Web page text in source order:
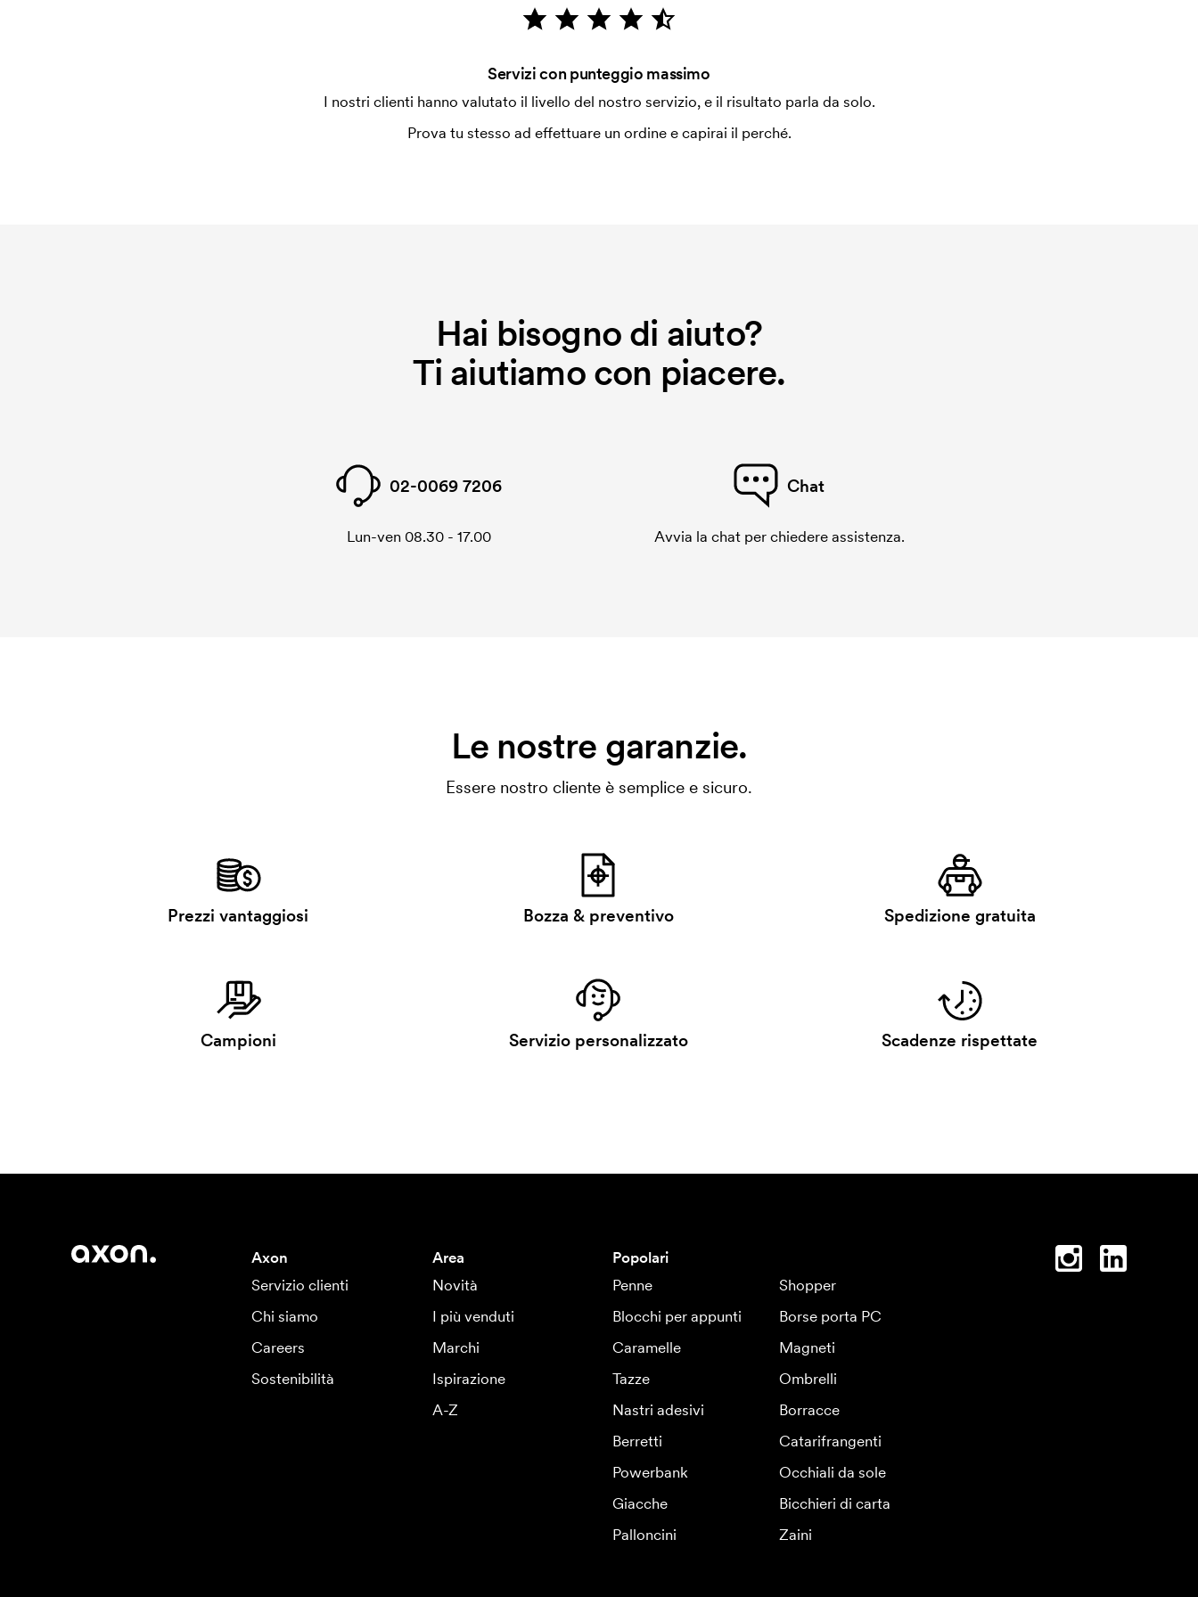
Servizi con punteggio massimo
I nostri clienti hanno valutato il livello del nostro servizio, e il risultato parla da solo.
Prova tu stesso ad effettuare un ordine e capirai il perché.
Hai bisogno di aiuto?
Ti aiutiamo con piacere.
02-0069 7206
Lun-ven 08.30 - 17.00
Chat
Avvia la chat per chiedere assistenza.
Le nostre garanzie.
Essere nostro cliente è semplice e sicuro.
Prezzi vantaggiosi Bozza & preventivo Spedizione gratuita
Campioni Servizio personalizzato Scadenze rispettate
Axon
Servizio clienti
Chi siamo
Careers
Sostenibilità
Area
Novità
I più venduti
Marchi
Ispirazione
A-Z
Popolari
Penne
Shopper
Blocchi per appunti
Borse porta PC
Caramelle
Magneti
Tazze
Ombrelli
Nastri adesivi
Borracce
Berretti
Catarifrangenti
Powerbank
Occhiali da sole
Giacche
Bicchieri di carta
Palloncini
Zaini